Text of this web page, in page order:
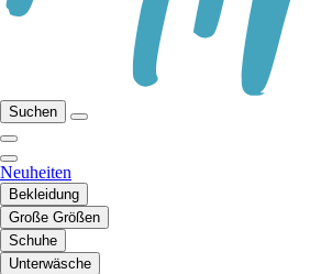
Suchen
Neuheiten
Bekleidung
Große Größen
Schuhe
Unterwäsche